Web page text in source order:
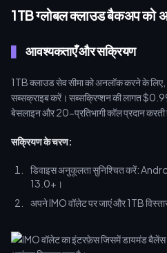
1TB ग्लोबल क्लाउड बैकअप
आवश्यकताएँ और सक्रियण
1TB क्लाउड सेव सीमा को अनलॉक करने के
सब्सक्राइब करें। सब्सक्रिप्शन की लागत
बेसलाइन और 20-प्रतिभागी कॉल प्रदान करती
सक्रियण के चरण:
डिवाइस अनुकूलता सुनिश्चित करें:
13.0+।
अपने IMO वॉलेट पर जाएं और 1TB